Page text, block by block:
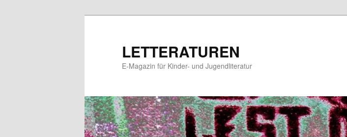
LETTERATUREN
E-Magazin für Kinder- und Jugendliteratur